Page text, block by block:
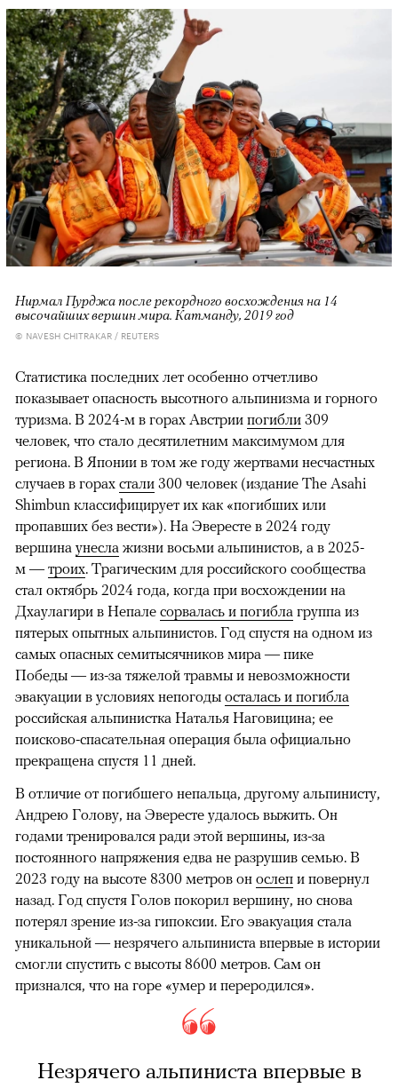
Нирмал Пурджа после рекордного восхождения на 14
высочайших вершин мира. Катманду, 2019 год
© NAVESH CHITRAKAR / REUTERS
Статистика последних лет особенно отчетливо
показывает опасность высотного альпинизма и горного
туризма. В 2024-м в горах Австрии погибли 309
человек, что стало десятилетним максимумом для
региона. В Японии в том же году жертвами несчастных
случаев в горах стали 300 человек (издание The Asahi
Shimbun классифицирует их как «погибших или
пропавших без вести»). На Эвересте в 2024 году
вершина унесла жизни восьми альпинистов, а в 2025-
м — троих. Трагическим для российского сообщества
стал октябрь 2024 года, когда при восхождении на
Дхаулагири в Непале сорвалась и погибла группа из
пятерых опытных альпинистов. Год спустя на одном из
самых опасных семитысячников мира — пике
Победы — из-за тяжелой травмы и невозможности
эвакуации в условиях непогоды осталась и погибла
российская альпинистка Наталья Наговицина; ее
поисково-спасательная операция была официально
прекращена спустя 11 дней.
В отличие от погибшего непальца, другому альпинисту,
Андрею Голову, на Эвересте удалось выжить. Он
годами тренировался ради этой вершины, из-за
постоянного напряжения едва не разрушив семью. В
2023 году на высоте 8300 метров он ослеп и повернул
назад. Год спустя Голов покорил вершину, но снова
потерял зрение из-за гипоксии. Его эвакуация стала
уникальной — незрячего альпиниста впервые в истории
смогли спустить с высоты 8600 метров. Сам он
признался, что на горе «умер и переродился».
Незрячего альпиниста впервые в